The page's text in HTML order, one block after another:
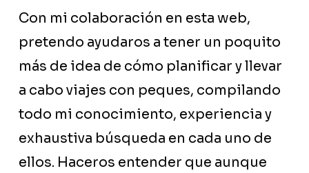
Con mi colaboración en esta web,
pretendo ayudaros a tener un poquito
más de idea de cómo planificar y llevar
a cabo viajes con peques, compilando
todo mi conocimiento, experiencia y
exhaustiva búsqueda en cada uno de
ellos. Haceros entender que aunque